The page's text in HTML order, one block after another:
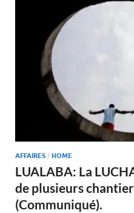
AFFAIRES / HOME
LUALABA: La
de plusieurs
(Communiqué).